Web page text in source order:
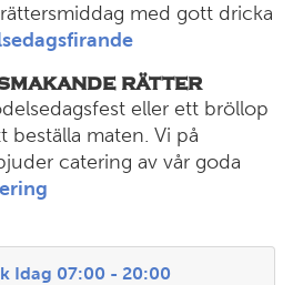
med gott dricka
rätter
eller ett bröllop
beställa maten. Vi på
catering av vår goda
Idag 07:00 - 20:00